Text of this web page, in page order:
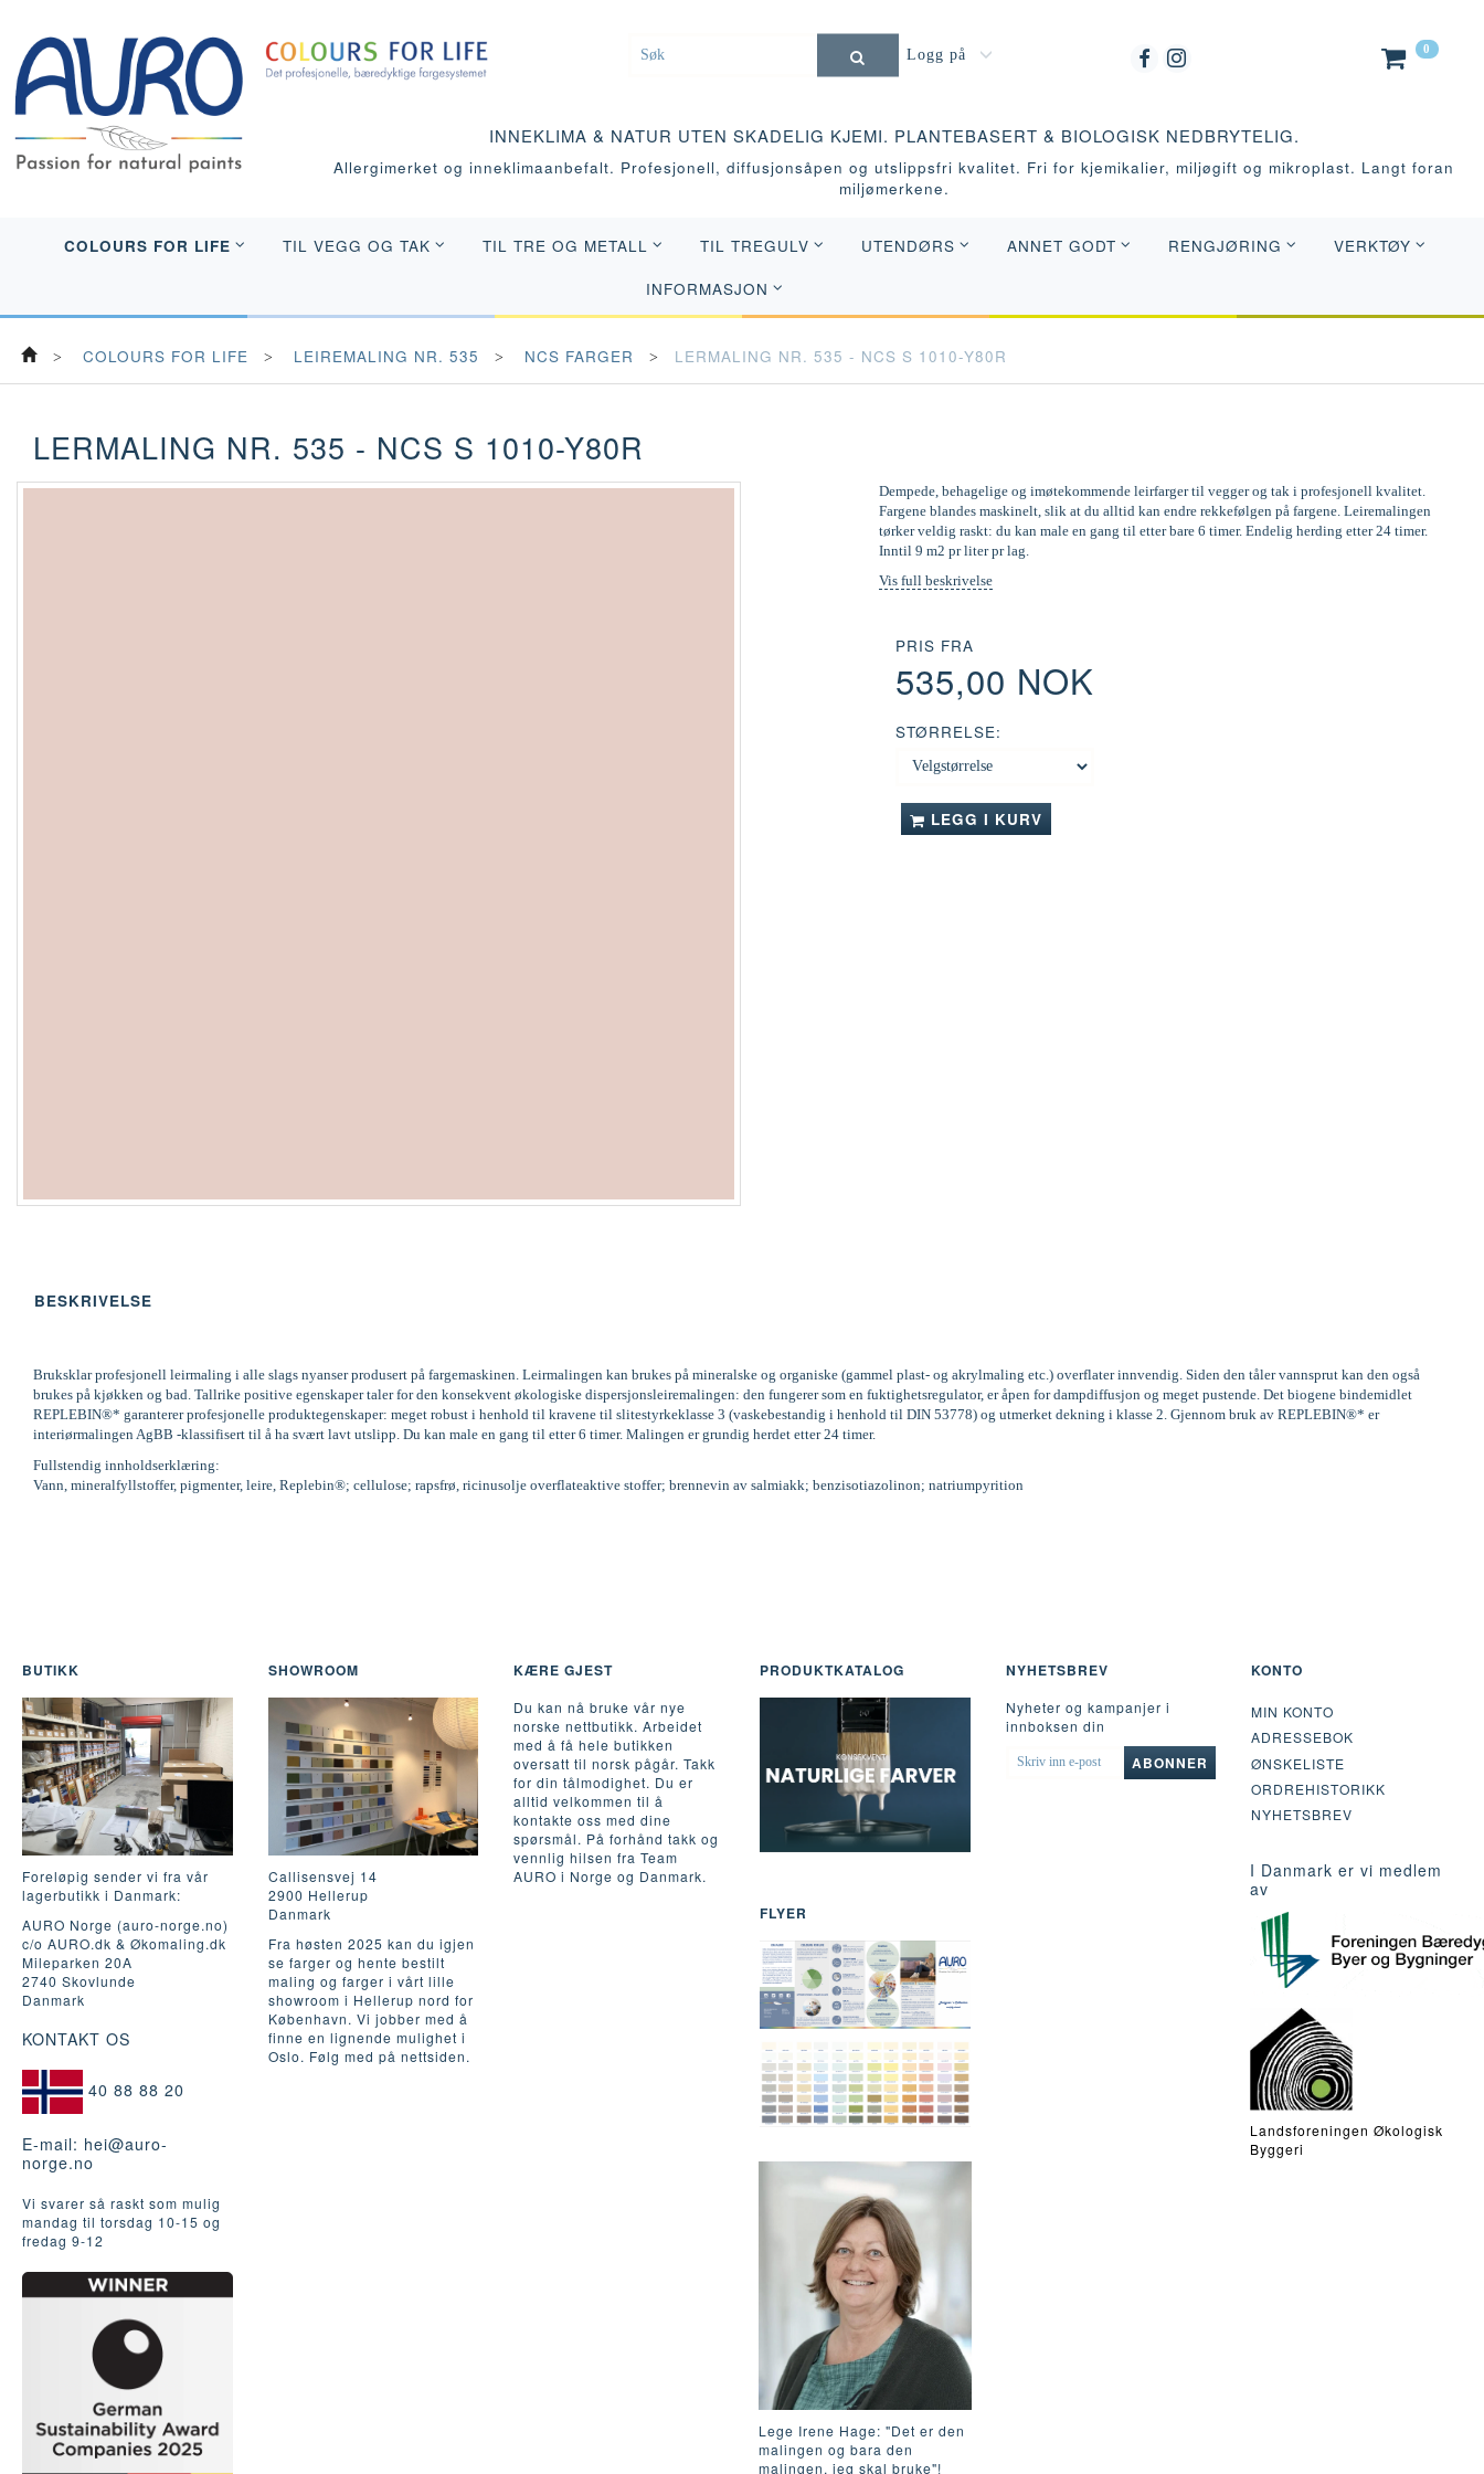
0
Logg på
INNEKLIMA & NATUR UTEN SKADELIG KJEMI. PLANTEBASERT & BIOLOGISK NEDBRYTELIG.
Allergimerket og inneklimaanbefalt. Profesjonell, diffusjonsåpen og utslippsfri kvalitet. Fri for kjemikalier, miljøgift og mikroplast. Langt foran
miljømerkene.
COLOURS FOR LIFE TIL VEGG OG TAK TIL TRE OG METALL TIL TREGULV UTENDØRS ANNET GODT RENGJØRING VERKTØY
INFORMASJON
COLOURS FOR LIFE LEIREMALING NR. 535 NCS FARGER LERMALING NR. 535 - NCS S 1010-Y80R
LERMALING NR. 535 - NCS S 1010-Y80R
Dempede, behagelige og imøtekommende leirfarger til vegger og tak i profesjonell kvalitet.
Fargene blandes maskinelt, slik at du alltid kan endre rekkefølgen på fargene. Leiremalingen
tørker veldig raskt: du kan male en gang til etter bare 6 timer. Endelig herding etter 24 timer.
Inntil 9 m2 pr liter pr lag.
Vis full beskrivelse
PRIS FRA
535,00 NOK
STØRRELSE:
LEGG I KURV
BESKRIVELSE
Bruksklar profesjonell leirmaling i alle slags nyanser produsert på fargemaskinen. Leirmalingen kan brukes på mineralske og organiske (gammel plast- og akrylmaling etc.) overflater innvendig. Siden den tåler vannsprut kan den også
brukes på kjøkken og bad. Tallrike positive egenskaper taler for den konsekvent økologiske dispersjonsleiremalingen: den fungerer som en fuktighetsregulator, er åpen for dampdiffusjon og meget pustende. Det biogene bindemidlet
REPLEBIN®* garanterer profesjonelle produktegenskaper: meget robust i henhold til kravene til slitestyrkeklasse 3 (vaskebestandig i henhold til DIN 53778) og utmerket dekning i klasse 2. Gjennom bruk av REPLEBIN®* er
interiørmalingen AgBB -klassifisert til å ha svært lavt utslipp. Du kan male en gang til etter 6 timer. Malingen er grundig herdet etter 24 timer.
Fullstendig innholdserklæring:
Vann, mineralfyllstoffer, pigmenter, leire, Replebin®; cellulose; rapsfrø, ricinusolje overflateaktive stoffer; brennevin av salmiakk; benzisotiazolinon; natriumpyrition
BUTIKK
Foreløpig sender vi fra vår
lagerbutikk i Danmark:
AURO Norge (auro-norge.no)
c/o AURO.dk & Økomaling.dk
Mileparken 20A
2740 Skovlunde
Danmark
KONTAKT OS
40 88 88 20
E-mail: hei@auro-
norge.no
Vi svarer så raskt som mulig
mandag til torsdag 10-15 og
fredag ​​9-12
SHOWROOM
Callisensvej 14
2900 Hellerup
Danmark
Fra høsten 2025 kan du igjen
se farger og hente bestilt
maling og farger i vårt lille
showroom i Hellerup nord for
København. Vi jobber med å
finne en lignende mulighet i
Oslo. Følg med på nettsiden.
KÆRE GJEST
Du kan nå bruke vår nye
norske nettbutikk. Arbeidet
med å få hele butikken
oversatt til norsk pågår. Takk
for din tålmodighet. Du er
alltid velkommen til å
kontakte oss med dine
spørsmål. På forhånd takk og
vennlig hilsen fra Team
AURO i Norge og Danmark.
PRODUKTKATALOG
FLYER
Lege Irene Hage: "Det er den
malingen og bara den
malingen, jeg skal bruke"!
NYHETSBREV
Nyheter og kampanjer i
innboksen din
SKRIV
ABONNER
KONTO
MIN KONTO
ADRESSEBOK
ØNSKELISTE
ORDREHISTORIKK
NYHETSBREV
I Danmark er vi medlem
av
Landsforeningen Økologisk
Byggeri